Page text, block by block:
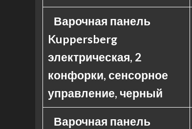
Варочная панель
Kuppersberg
электрическая, 2
конфорки, сенсорное
управление, черный
Варочная панель